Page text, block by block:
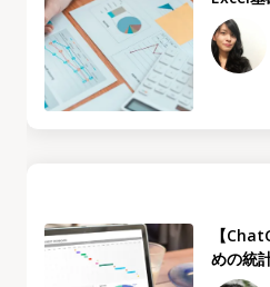
【
めの統